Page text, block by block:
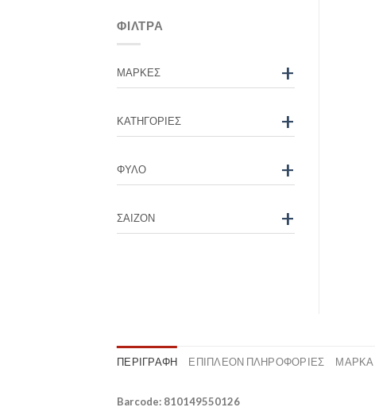
ΦΊΛΤΡΑ
ΜΆΡΚΕΣ +
ΚΑΤΗΓΟΡΊΕΣ +
ΦΎΛΟ +
ΣΑΙΖΌΝ +
ΠΕΡΙΓΡΑΦΉ ΕΠΙΠΛΈΟΝ ΠΛΗΡΟΦΟΡΊΕΣ ΜΆΡΚΑ
Barcode: 810149550126